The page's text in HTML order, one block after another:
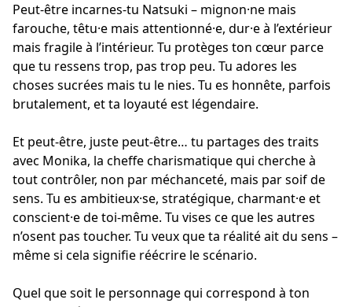
Peut-être incarnes-tu Natsuki – mignon·ne mais
farouche, têtu·e mais attentionné·e, dur·e à l’extérieur
mais fragile à l’intérieur. Tu protèges ton cœur parce
que tu ressens trop, pas trop peu. Tu adores les
choses sucrées mais tu le nies. Tu es honnête, parfois
brutalement, et ta loyauté est légendaire.
Et peut-être, juste peut-être… tu partages des traits
avec Monika, la cheffe charismatique qui cherche à
tout contrôler, non par méchanceté, mais par soif de
sens. Tu es ambitieux·se, stratégique, charmant·e et
conscient·e de toi-même. Tu vises ce que les autres
n’osent pas toucher. Tu veux que ta réalité ait du sens –
même si cela signifie réécrire le scénario.
Quel que soit le personnage qui correspond à ton